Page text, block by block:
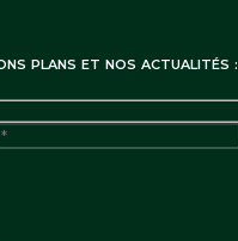
PLANS ET NOS ACTUALITÉS :